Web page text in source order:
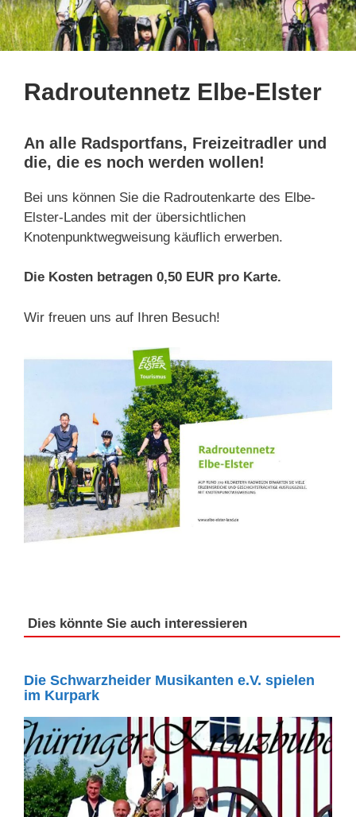
Radroutennetz Elbe-Elster
An alle Radsportfans, Freizeitradler und
die, die es noch werden wollen!
Bei uns können Sie die Radroutenkarte des Elbe-
Elster-Landes mit der übersichtlichen
Knotenpunktwegweisung käuflich erwerben.
Die Kosten betragen 0,50 EUR pro Karte.
Wir freuen uns auf Ihren Besuch!
Dies könnte Sie auch interessieren
Die Schwarzheider Musikanten e.V. spielen
im Kurpark